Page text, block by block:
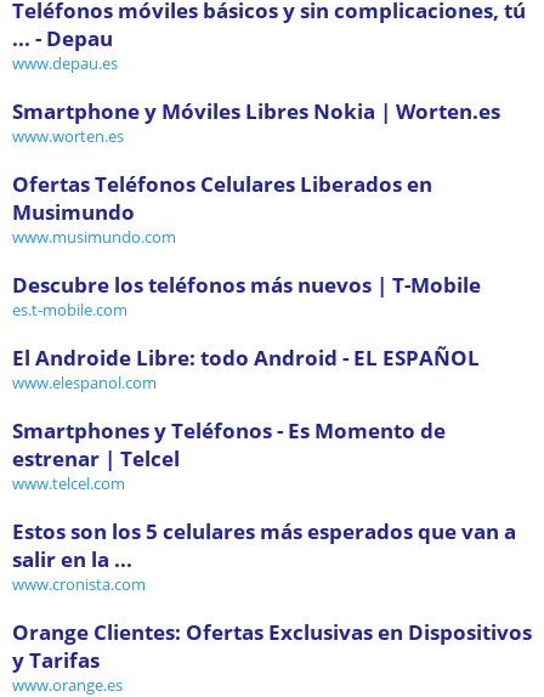
Teléfonos móviles básicos y sin complicaciones, tú
... - Depau
www.depau.es
Smartphone y Móviles Libres Nokia | Worten.es
www.worten.es
Ofertas Teléfonos Celulares Liberados en
Musimundo
www.musimundo.com
Descubre los teléfonos más nuevos | T-Mobile
es.t-mobile.com
El Androide Libre: todo Android - EL ESPAÑOL
www.elespanol.com
Smartphones y Teléfonos - Es Momento de
estrenar | Telcel
www.telcel.com
Estos son los 5 celulares más esperados que van a
salir en la ...
www.cronista.com
Orange Clientes: Ofertas Exclusivas en Dispositivos
y Tarifas
www.orange.es